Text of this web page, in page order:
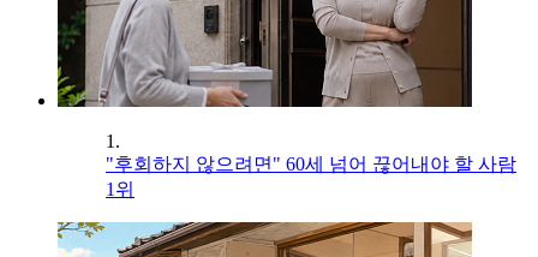
1.
"후회하지 않으려면" 60세 넘어 끊어내야 할 사람
1위